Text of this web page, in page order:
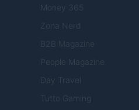
Money 365
Zona Nerd
B2B Magazine
People Magazine
Day Travel
Tutto Gaming